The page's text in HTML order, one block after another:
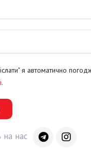
я автоматично
.
на нас